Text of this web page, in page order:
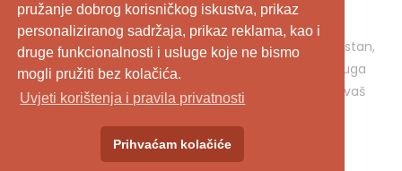
pružanje dobrog korisničkog iskustva, prikaz
personaliziranog sadržaja, prikaz reklama, kao i
druge funkcionalnosti i usluge koje ne bismo
mogli pružiti bez kolačića.
Uvjeti korištenja i pravila privatnosti
Prihvaćam kolačiće
SveHrNekretnine.com predstavlja sveobuhvatan
pretraživač/oglašivač nekretnina. Ukoliko je u pitanju stan,
kuća, vikendica, zemljište, poslovni prostor, ili neka druga
nekretnina, svehrnekretnine.com je pravo mjesto za vaš